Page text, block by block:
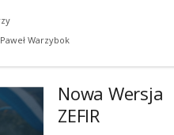
Paweł Warzybok
Nowa Wersja
ZEFIR